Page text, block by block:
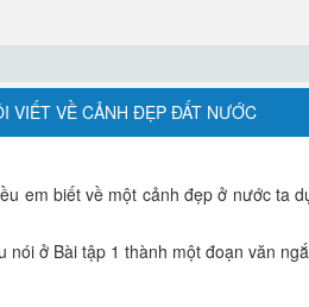
VIẾT VỀ CẢNH ĐẸP ĐẤT NƯỚC
em biết về một cảnh đẹp ở nước ta
nói ở Bài tập 1 thành một đoạn văn